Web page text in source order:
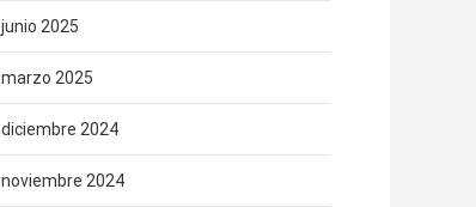
junio 2025
marzo 2025
diciembre 2024
noviembre 2024